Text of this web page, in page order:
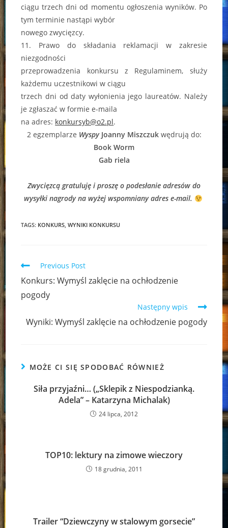
ciągu trzech dni od momentu ogłoszenia wyników. Po
tym terminie nastąpi wybór
nowego zwycięzcy.
11. Prawo do składania reklamacji w zakresie
niezgodności
przeprowadzenia konkursu z Regulaminem, służy
każdemu uczestnikowi w ciągu
trzech dni od daty wyłonienia jego laureatów. Należy
je zgłaszać w formie e-maila
na adres: konkursyb@o2.pl.
2 egzemplarze WyspyJoanny Miszczuk wędrują do:
Book Worm
Gab riela
Zwycięzcą gratuluję i proszę o podesłanie adresów do
wysyłki nagrody na wyżej wspomniany adres e-mail.
TAGS: KONKURS, WYNIKI KONKURSU
Read
more
articles
Previous Post
Konkurs: Wymyśl zaklęcie na ochłodzenie
pogody
Następny wpis
Wyniki: Wymyśl zaklęcie na ochłodzenie pogody
MOŻE CI SIĘ SPODOBAĆ RÓWNIEŻ
Siła przyjaźni… („Sklepik z Niespodzianką.
Adela” – Katarzyna Michalak)
24 lipca, 2012
TOP10: lektury na zimowe wieczory
18 grudnia, 2011
Trailer “Dziewczyny w stalowym gorsecie”